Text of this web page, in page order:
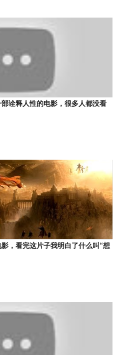
诠释人性的电影，很多人都没看
，看完这片子我明白了什么叫“想